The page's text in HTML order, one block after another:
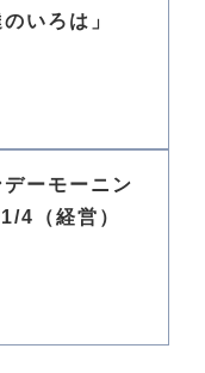
いろは」
ーモーニン
4（経営）